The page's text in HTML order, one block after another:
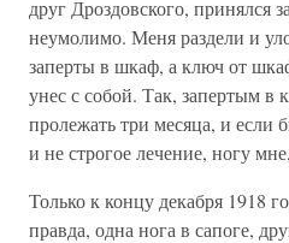
друг Дроздовского, принялся
неумолимо. Меня раздели и
заперты в шкаф, а ключ от
унес с собой. Так, запертым в
пролежать три месяца, и если
и не строгое лечение, ногу
Только к концу декабря 1918
правда, одна нога в сапоге,